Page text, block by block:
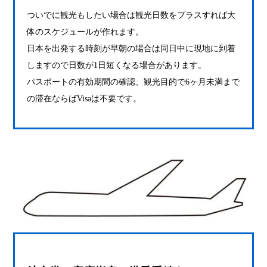
ついでに観光もしたい場合は観光日数をプラスすれば大
体のスケジュールが作れます。
日本を出発する時刻が早朝の場合は同日中に現地に到着
しますので日数が1日短くなる場合があります。
パスポートの有効期間の確認、観光目的で6ヶ月未満まで
の滞在ならばVisaは不要です。